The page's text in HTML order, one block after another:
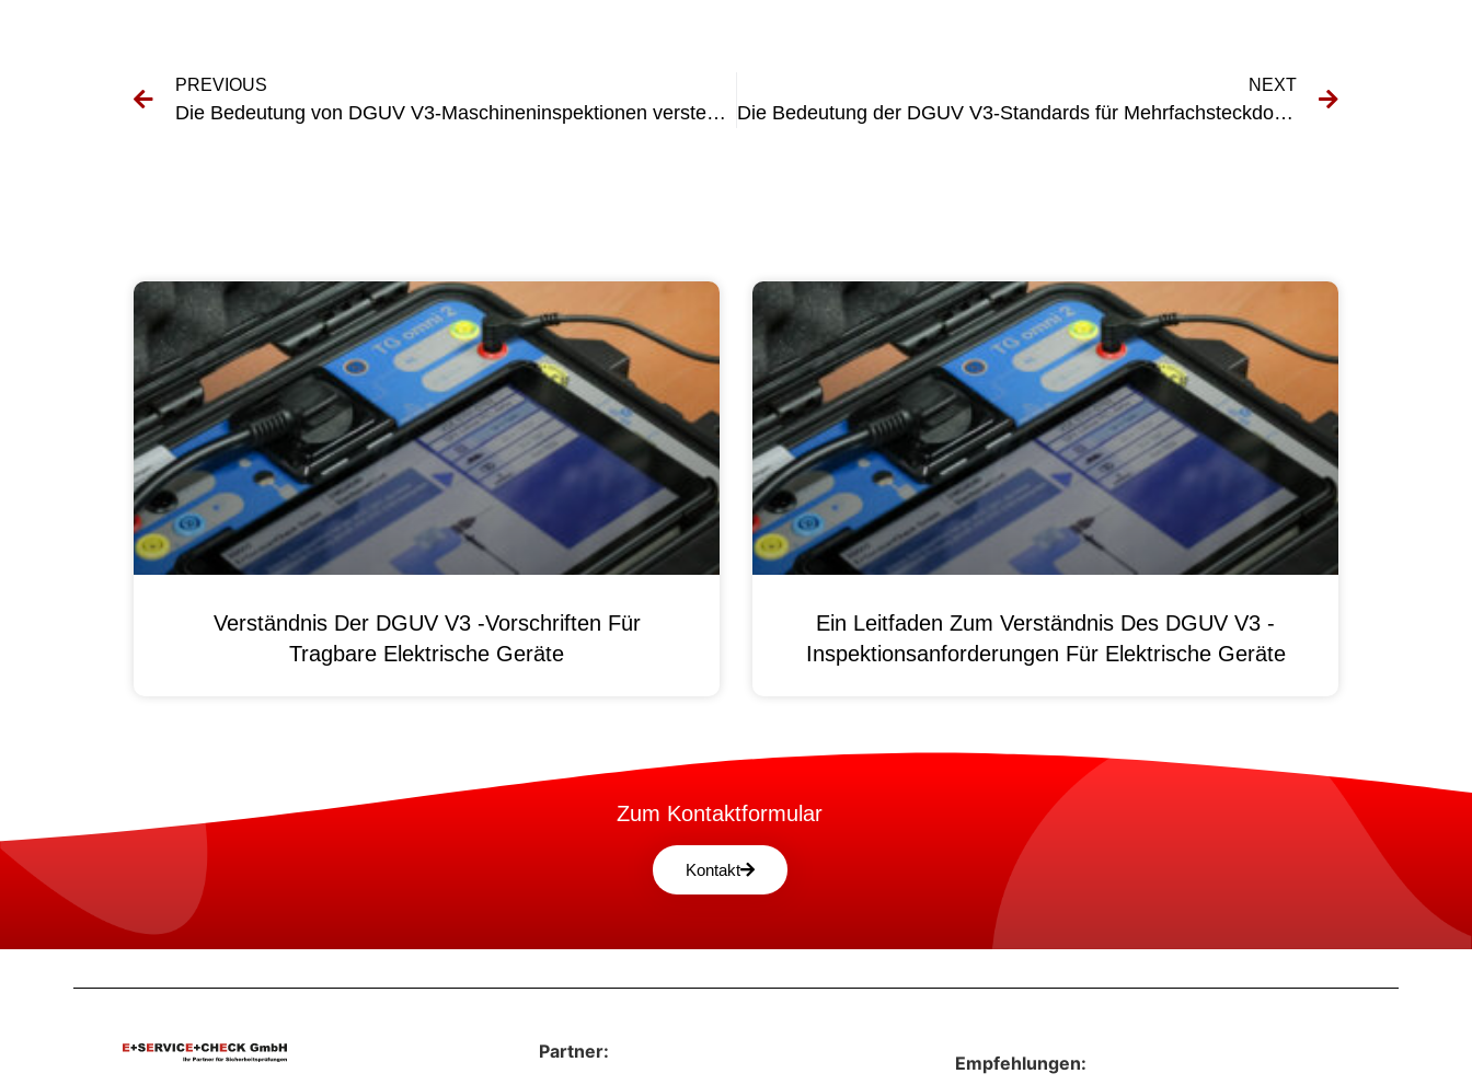
PREVIOUS
Die Bedeutung von DGUV V3-Maschineninspektionen verstehen
NEXT
Die Bedeutung der DGUV V3-Standards für Mehrfachsteckdosen verstehen
Verständnis Der DGUV V3 -Vorschriften Für
Tragbare Elektrische Geräte
Ein Leitfaden Zum Verständnis Des DGUV V3 -
Inspektionsanforderungen Für Elektrische Geräte
Zum Kontaktformular
Kontakt
Partner:
Empfehlungen: